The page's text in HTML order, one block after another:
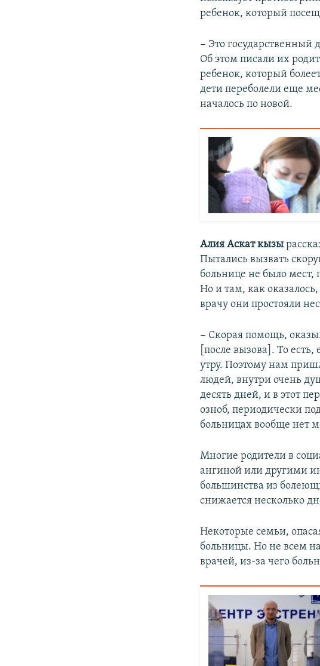
ребенок, который
− Это государственный
Об этом писали их
ребенок, который
дети переболели еще
началось по новой.
Алия Аскат кызы
Пытались вызвать
больнице не было мест,
Но и там, как
врачу они простояли
− Скорая помощь,
[после вызова]. То
утру. Поэтому нам
людей, внутри очень
десять дней, и в этот
озноб, периодически
больницах вообще нет
Многие родители в
ангиной или другими
большинства из
снижается несколько
Некоторые семьи,
больницы. Но не всем
врачей, из-за чего